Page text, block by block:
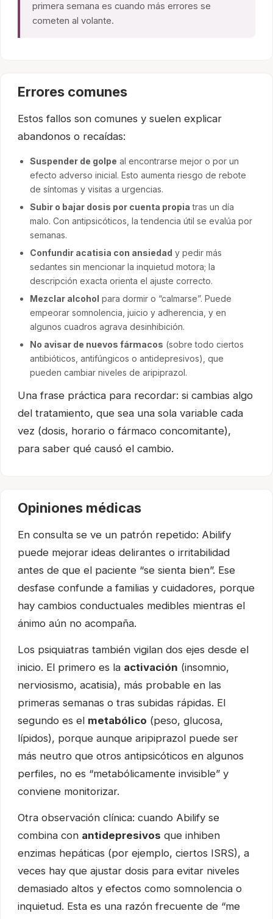
primera semana es cuando más errores se
cometen al volante.
Errores comunes
Estos fallos son comunes y suelen explicar
abandonos o recaídas:
Suspender de golpe al encontrarse mejor o por un
efecto adverso inicial. Esto aumenta riesgo de rebote
de síntomas y visitas a urgencias.
Subir o bajar dosis por cuenta propia tras un día
malo. Con antipsicóticos, la tendencia útil se evalúa por
semanas.
Confundir acatisia con ansiedad y pedir más
sedantes sin mencionar la inquietud motora; la
descripción exacta orienta el ajuste correcto.
Mezclar alcohol para dormir o “calmarse”. Puede
empeorar somnolencia, juicio y adherencia, y en
algunos cuadros agrava desinhibición.
No avisar de nuevos fármacos (sobre todo ciertos
antibióticos, antifúngicos o antidepresivos), que
pueden cambiar niveles de aripiprazol.
Una frase práctica para recordar: si cambias algo
del tratamiento, que sea una sola variable cada
vez (dosis, horario o fármaco concomitante),
para saber qué causó el cambio.
Opiniones médicas
En consulta se ve un patrón repetido: Abilify
puede mejorar ideas delirantes o irritabilidad
antes de que el paciente “se sienta bien”. Ese
desfase confunde a familias y cuidadores, porque
hay cambios conductuales medibles mientras el
ánimo aún no acompaña.
Los psiquiatras también vigilan dos ejes desde el
inicio. El primero es la activación (insomnio,
nerviosismo, acatisia), más probable en las
primeras semanas o tras subidas rápidas. El
segundo es el metabólico (peso, glucosa,
lípidos), porque aunque aripiprazol puede ser
más neutro que otros antipsicóticos en algunos
perfiles, no es “metabólicamente invisible” y
conviene monitorizar.
Otra observación clínica: cuando Abilify se
combina con antidepresivos que inhiben
enzimas hepáticas (por ejemplo, ciertos ISRS), a
veces hay que ajustar dosis para evitar niveles
demasiado altos y efectos como somnolencia o
inquietud. Esta es una razón frecuente de “me